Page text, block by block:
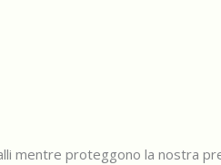
mentre proteggono la nostra